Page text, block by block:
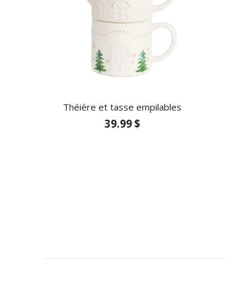
Théière et tasse empilables
39.99 $